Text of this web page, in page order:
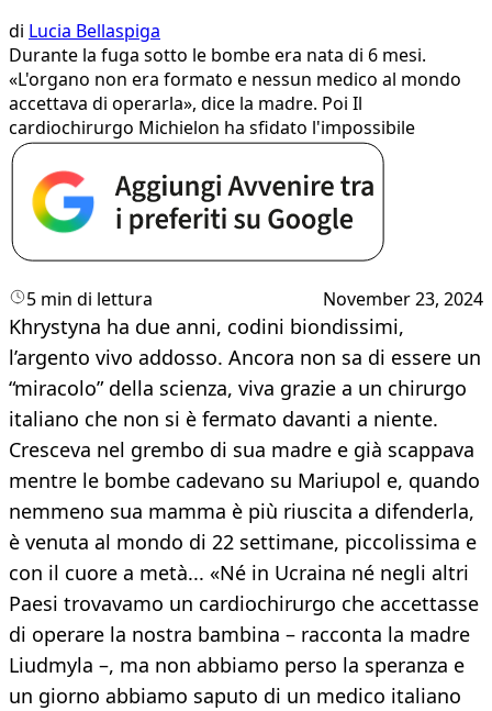
di Lucia Bellaspiga
Durante la fuga sotto le bombe era nata di 6 mesi.
«L'organo non era formato e nessun medico al mondo
accettava di operarla», dice la madre. Poi Il
cardiochirurgo Michielon ha sfidato l'impossibile
5 min di lettura November 23, 2024
Khrystyna ha due anni, codini biondissimi,
l’argento vivo addosso. Ancora non sa di essere un
“miracolo” della scienza, viva grazie a un chirurgo
italiano che non si è fermato davanti a niente.
Cresceva nel grembo di sua madre e già scappava
mentre le bombe cadevano su Mariupol e, quando
nemmeno sua mamma è più riuscita a difenderla,
è venuta al mondo di 22 settimane, piccolissima e
con il cuore a metà... «Né in Ucraina né negli altri
Paesi trovavamo un cardiochirurgo che accettasse
di operare la nostra bambina – racconta la madre
Liudmyla –, ma non abbiamo perso la speranza e
un giorno abbiamo saputo di un medico italiano